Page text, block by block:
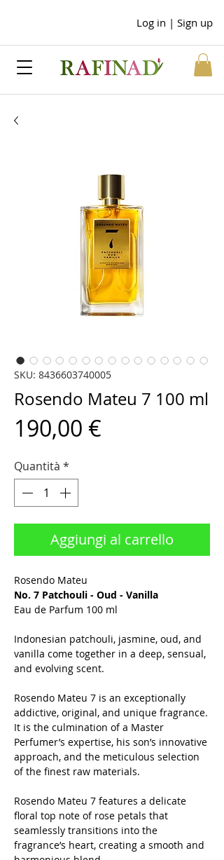
Log in | Sign up
SKU: 8436603740005
Rosendo Mateu 7 100 ml
190,00 €
Quantità *
Aggiungi al carrello
Rosendo Mateu
No. 7 Patchouli - Oud - Vanilla
Eau de Parfum 100 ml
Indonesian patchouli, jasmine, oud, and
vanilla come together in a deep, sensual,
and evolving scent.
Rosendo Mateu 7 is an exceptionally
addictive, original, and unique fragrance.
It is the culmination of a Master
Perfumer’s expertise, his son’s innovative
approach, and the meticulous selection
of the finest raw materials.
Rosendo Mateu 7 features a delicate
floral top note of rose petals that
seamlessly transitions into the
fragrance’s heart, creating a smooth and